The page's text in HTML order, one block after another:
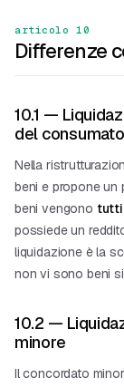
articolo 10
Differenze
10.1 —
del
Nella
beni e propone un
beni vengono tutti
possiede un
liquidazione è la
non vi sono beni
10.2 —
minore
Ilconcordato